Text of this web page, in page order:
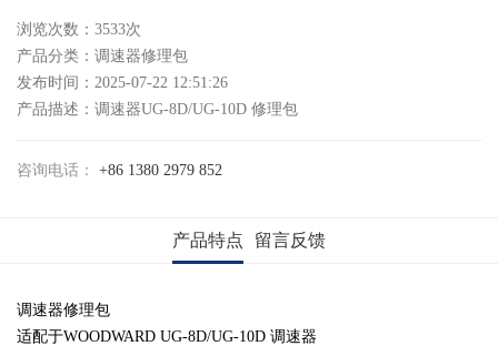
浏览次数：3533次
产品分类：调速器修理包
发布时间：2025-07-22 12:51:26
产品描述：调速器UG-8D/UG-10D 修理包
咨询电话： +86 1380 2979 852
产品特点 留言反馈
调速器修理包
适配于WOODWARD UG-8D/UG-10D 调速器